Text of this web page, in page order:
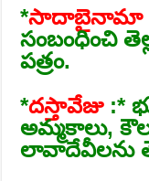
*సాదాబైనామా
సంబంధించి
పత్రం.
*దస్తావేజు:*
అమ్మకాలు,
లావాదేవీలను